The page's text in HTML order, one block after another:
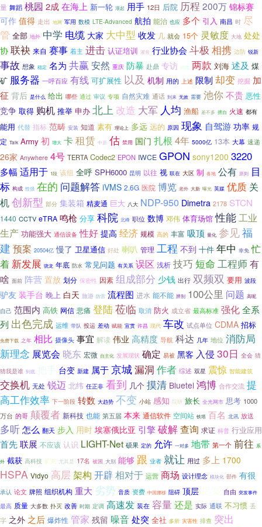
量 舞蹈 桃园 2成在海上 新一轮 渐起 用手 12日 后院 历程 200万 锦标赛
可作 值得 走出 地网 军用 数模 LTE-Advanced 航拍 能治 也应 多个 引入 南昌 时 尽
管 全部 地外 中学 电缆 大家 大中型 收发 几 就会 15个 灵敏度 大地 处处
协 联袂 来自 赛事 着主 进击 认证培训 灌音 行业协会 斗极 相携 边防 锐新
事故 想象 稳定 名为 共赢 安然 重庆 防暴 赴鼎 专访 拯救 两款 刘海 述及 煤
矿 服务器 一呼百应 有线 可扩展性 以及 机制 用的 上述 限制 却变 挖掘 加
征 背后 是什么 给出 哪些 通过 审议 专项 自然灾难 通话 到来 无效 需要 池你不贵 恶性
竞争 取得 购机 推举 申办 北上 改造 大军 人均 渔船 差不多 擅自 火速 都有
能用 代替 指标 范畴 安装 知道 素有 理论上 多远 远的 原因 现象 自驾游 功率 规
定 Talk Army 初 增大 卡租赁 中原 估 禁用 国门 扎根 4年 5000亿 13本 大幕 速递
26家 Anywhere 4号 TERTA Codec2 EPON IWCE GPON sony1200 3220
多幅 适用于 1段 该组 全呼 SPH6000 昆明 以往 视 联在 大区 制 各地 公有 原则 目
标 构成 性强 在的 问题解答 iVMS 2.6G 医院 博览 老外 大新 曝光 英媒 优质 关
机创新型 部分 集装箱 精麦通 巨大 八大 NDP-950 Dimetra 2178 STCN
1440 CCTV eTRA 鸣枪 分享 科院 北峰 职位 数博 邓伟 体育场馆 性能 工业
生产 功能强大 通信设备 性好 提高 经济 规模 高的 丰富 吸顶 量化 参见福
建 预案 20504亿 慢了 卫星通信 好处 喇叭 管理 工程 不到 十件 年中 幸免 忙
着 新发展 骁龙 年底 防水 常见问题 有关系 误区 浅析 技巧 短命 工程师有
啥 面前 阵营 置放 划分 保密性 因素 组成部分 少钱 出行 双频双 要用 波段
驴友 装手台 晚上 白天 旅游 防雷 流程图 进水 能不能 辨别 100公里 问题 高呢
自己 范围内 高铁 网信 悲痛 登陆莅临 取消 防火 成立省 最高标准 强化全系
列 出色完成 运维 带队 投运 差动 赋能 宣贯 许昌 现代 车改 试点单位 CDMA 招标
免费下载 之年 相比 摄像头 事宜 解读 伟业 高精度 导航 科达 几年 地位 消防局
新理念 展览会 晓东 宏微 自主化 发展现状 确定 易被 黑客 入侵 30日 全会 猜
猜我是谁 到底 台变 新建 属于京城漏洞 作者 综述 双星 震惊 智能建筑
交换机 无处 锐迈 北纬 任正非 看到 几个 摸清 Bluetel 鸿博 合作交流 提
高工作效率 下一阶段 转数 大趋势 不变 小站 感知 院研 旅长 全光网市 思考 1000
万台 的哥 颠覆者 新科技 也能 第五届 本来 通信软件 空间站 铁塔 百名 北讯 放送
多听怎么 翻天 步入 用时 埃塞俄比亚 引擎 破解查询 求证 科普 行业应用
首先联展 不应该 认识 LIGHT-Net 硕果 定的 允许 一对多 地带 第一个 前往 系
外 截获 高科技 扩充 尤其是 17名 被困 大别 能够 跟 业者 就让 用过 多上 1700
HSPA Vidyo 高层 架构 开辟相对于 运营 商场 设计理念 模块化 部件 有很
承认 论文 牌照 组织机构 重大 劣势 音质 资费 中国挪移 阻碍 顶层 自由 突发事件
最高 质量 大多数 扑灭 改善 时期 定调 高速发 装在 容量 还是 实际 通联 不习惯 丢
字 之外 之后 爆炸性 管家 残留 噪音处突 全社 多所 灾害性 排查 突出